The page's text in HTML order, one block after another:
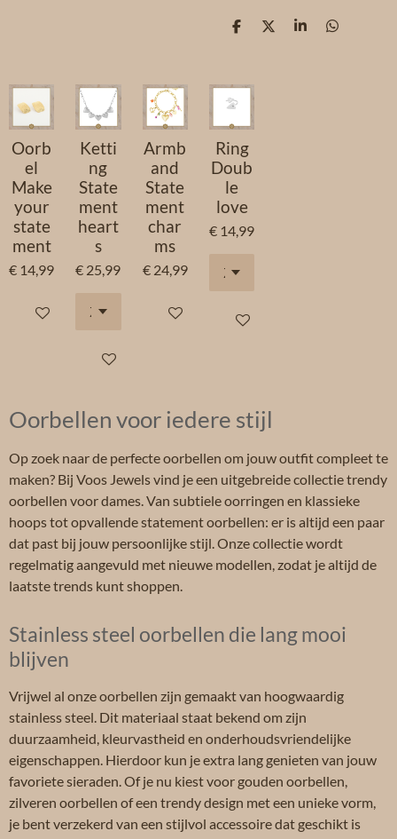
D
n
D
S
D
Oorb
el
Make
your
state
ment
€ 14,99
In winkelwagen
Ketti
ng
State
ment
heart
s
€ 25,99
In winkelwagen
Armb
and
State
ment
char
ms
€ 24,99
In winkelwagen
Ring
Doub
le
love
€ 14,99
In winkelwagen
Oorbellen voor iedere stijl
Op zoek naar de perfecte oorbellen om jouw outfit compleet te
maken? Bij Voos Jewels vind je een uitgebreide collectie trendy
oorbellen voor dames. Van subtiele oorringen en klassieke
hoops tot opvallende statement oorbellen: er is altijd een paar
dat past bij jouw persoonlijke stijl. Onze collectie wordt
regelmatig aangevuld met nieuwe modellen, zodat je altijd de
laatste trends kunt shoppen.
Stainless steel oorbellen die lang mooi
blijven
Vrijwel al onze oorbellen zijn gemaakt van hoogwaardig
stainless steel. Dit materiaal staat bekend om zijn
duurzaamheid, kleurvastheid en onderhoudsvriendelijke
eigenschappen. Hierdoor kun je extra lang genieten van jouw
favoriete sieraden. Of je nu kiest voor gouden oorbellen,
zilveren oorbellen of een trendy design met een unieke vorm,
je bent verzekerd van een stijlvol accessoire dat geschikt is